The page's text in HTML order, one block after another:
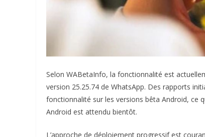
Selon WABetaInfo, la fonctionnalité est
version 25.25.74 de WhatsApp. Des rapports
fonctionnalité sur les versions bêta Android, ce
Android est attendu bientôt.
L’approche de déploiement progressif est